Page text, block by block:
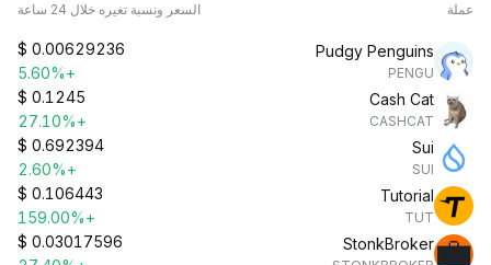
عملة السعر ونسبة تغيره خلال 24 ساعة
Pudgy Penguins
PENGU
$ 0.00629236
+5.60%
Cash Cat
CASHCAT
$ 0.1245
+27.10%
Sui
SUI
$ 0.692394
+2.60%
Tutorial
TUT
$ 0.106443
+159.00%
StonkBroker
$ 0.03017596